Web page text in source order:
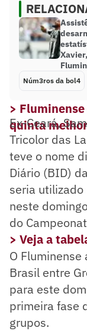
Núm3ros da bol4
>
quinta
Ex-Ceará,
Tricolor das
teve o nome
Diário (BID)
seria
neste
do
> Veja a
O
Brasil entre
para este
primeira fase
grupos.